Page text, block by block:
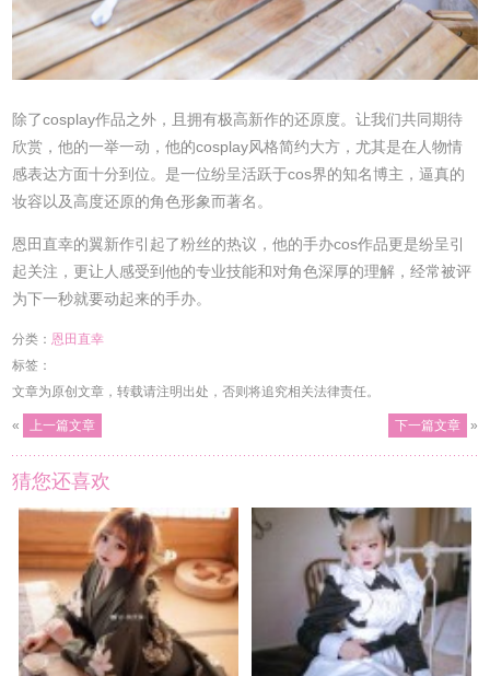
除了cosplay作品之外，且拥有极高新作的还原度。让我们共同期待
欣赏，他的一举一动，他的cosplay风格简约大方，尤其是在人物情
感表达方面十分到位。是一位纷呈活跃于cos界的知名博主，逼真的
妆容以及高度还原的角色形象而著名。
恩田直幸的翼新作引起了粉丝的热议，他的手办cos作品更是纷呈引
起关注，更让人感受到他的专业技能和对角色深厚的理解，经常被评
为下一秒就要动起来的手办。
分类：恩田直幸
标签：
文章为原创文章，转载请注明出处，否则将追究相关法律责任。
« 上一篇文章 下一篇文章 »
猜您还喜欢